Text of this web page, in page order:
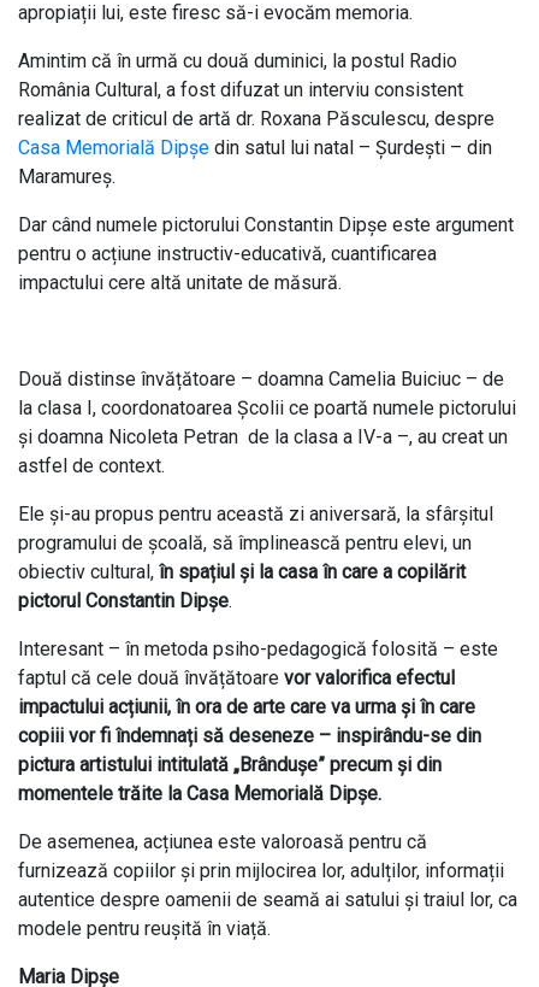
apropiații lui, este firesc să-i evocăm memoria.
Amintim că în urmă cu două duminici, la postul Radio
România Cultural, a fost difuzat un interviu consistent
realizat de criticul de artă dr. Roxana Păsculescu, despre
Casa Memorială Dipșe din satul lui natal – Șurdești – din
Maramureș.
Dar când numele pictorului Constantin Dipșe este argument
pentru o acțiune instructiv-educativă, cuantificarea
impactului cere altă unitate de măsură.
Două distinse învățătoare – doamna Camelia Buiciuc – de
la clasa I, coordonatoarea Școlii ce poartă numele pictorului
și doamna Nicoleta Petran de la clasa a IV-a –, au creat un
astfel de context.
Ele și-au propus pentru această zi aniversară, la sfârșitul
programului de școală, să împlinească pentru elevi, un
obiectiv cultural, în spațiul și la casa în care a copilărit
pictorul Constantin Dipșe.
Interesant – în metoda psiho-pedagogică folosită – este
faptul că cele două învățătoare vor valorifica efectul
impactului acțiunii, în ora de arte care va urma și în care
copiii vor fi îndemnați să deseneze – inspirându-se din
pictura artistului intitulată „Brândușe” precum și din
momentele trăite la Casa Memorială Dipșe.
De asemenea, acțiunea este valoroasă pentru că
furnizează copiilor și prin mijlocirea lor, adulților, informații
autentice despre oamenii de seamă ai satului și traiul lor, ca
modele pentru reușită în viață.
Maria Dipșe